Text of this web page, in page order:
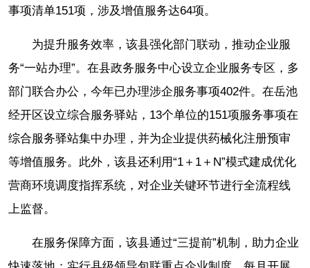
事项清单151项，涉及增值服务达64项。
为提升服务效率，该县强化部门联动，推动企业服
务“一站办理”。在县政务服务中心设立企业服务专区，多
部门联合办公，今年已办理涉企服务事项402件。在岳池
经开区设立综合服务驿站，13个单位的151项服务事项在
综合服务驿站集中办理，并为企业提供药械化注册预审
等增值服务。此外，该县还利用“1＋1＋N”模式建成优化
营商环境调度指挥系统，对企业关键环节进行全流程线
上监督。
在服务保障方面，该县通过“三提前”机制，助力企业